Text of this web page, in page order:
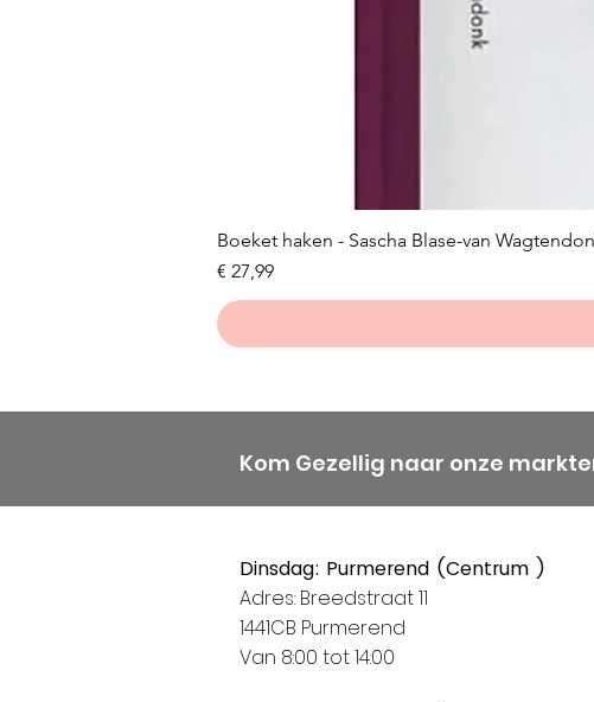
Boeket haken - Sascha Blase-van
Prijs
€ 27,99
Kom Gezellig naar onze
Dinsdag: Purmerend (Centrum )
Adres: Breedstraat 11
1441CB Purmerend
Van 8:00 tot 14:00